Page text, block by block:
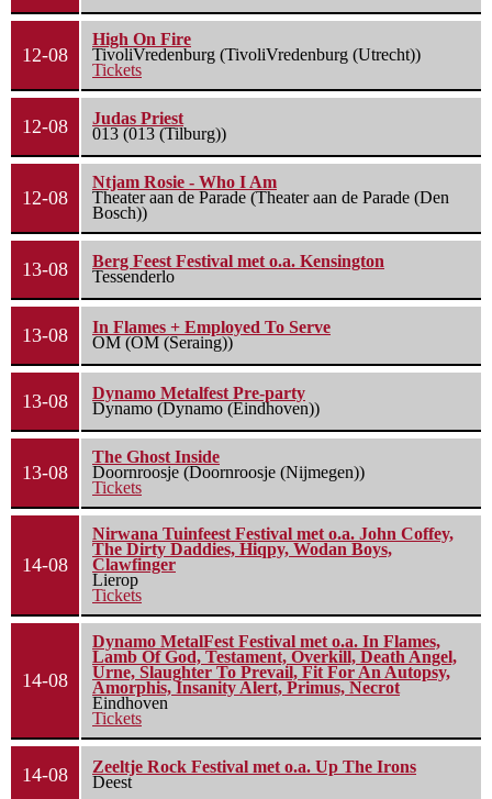
12-08
High On Fire
TivoliVredenburg (TivoliVredenburg (Utrecht))
Tickets
12-08
Judas Priest
013 (013 (Tilburg))
12-08
Ntjam Rosie - Who I Am
Theater aan de Parade (Theater aan de Parade (Den
Bosch))
13-08
Berg Feest Festival met o.a. Kensington
Tessenderlo
13-08
In Flames + Employed To Serve
OM (OM (Seraing))
13-08
Dynamo Metalfest Pre-party
Dynamo (Dynamo (Eindhoven))
13-08
The Ghost Inside
Doornroosje (Doornroosje (Nijmegen))
Tickets
14-08
Nirwana Tuinfeest Festival met o.a. John Coffey,
The Dirty Daddies, Hiqpy, Wodan Boys,
Clawfinger
Lierop
Tickets
14-08
Dynamo MetalFest Festival met o.a. In Flames,
Lamb Of God, Testament, Overkill, Death Angel,
Urne, Slaughter To Prevail, Fit For An Autopsy,
Amorphis, Insanity Alert, Primus, Necrot
Eindhoven
Tickets
14-08
Zeeltje Rock Festival met o.a. Up The Irons
Deest